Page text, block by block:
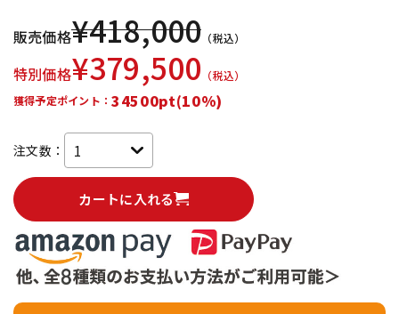
販売価格¥418,000 （税込）
特別価格¥379,500 （税込）
獲得予定ポイント：34500pt(10%)
注文数：
カートに入れる